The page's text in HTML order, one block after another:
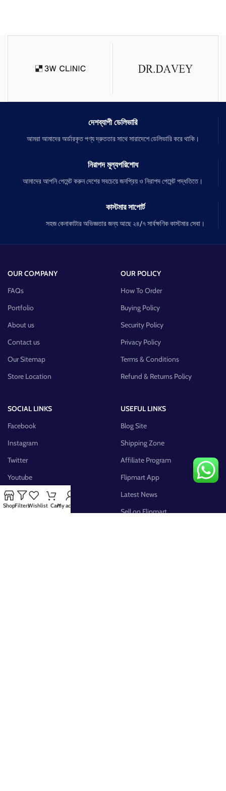
দেশব্যাপী ডেলিভারি
আমরা আমাদের অর্ডারকৃত পণ্য দ্রুততার সাথে সারাদেশে ডেলিভারি করে থাকি।
নিরাপদ মূল্যপরিশোধ
আমাদের আপনি পেমেন্ট করুন দেশের সবচেয়ে জনপ্রিয় ও নিরাপদ পেমেন্ট পদ্ধতিতে।
কাস্টমার সাপোর্ট
সহজ কেনাকাটার অভিজ্ঞতার জন্য আছে ২৪/৭ সার্বক্ষণিক কাস্টমার সেবা।
OUR COMPANY
FAQs
Portfolio
About us
Contact us
Our Sitemap
Store Location
OUR POLICY
How To Order
Buying Policy
Security Policy
Privacy Policy
Terms & Conditions
Refund & Returns Policy
SOCIAL LINKS
Facebook
Instagram
Twitter
Youtube
Pinterest
FB Group
USEFUL LINKS
Blog Site
Shipping Zone
Affiliate Program
Flipmart App
Latest News
Sell on Flipmart
ShopFiltersWishlist CartMy account